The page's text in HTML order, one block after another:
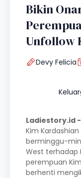
Bikin
Unfollow
Devy Felicia
Ladiestory.id -
Kim
berminggu-
West terhadap
perempuan
berhenti